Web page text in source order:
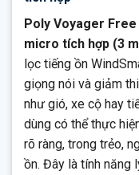
Poly Voyager Free
micro tích hợp (3
lọc tiếng ồn
giọng nói và giảm
như gió, xe cộ hay
dùng có thể thực
rõ ràng, trong trẻo,
ồn. Đây là tính năng